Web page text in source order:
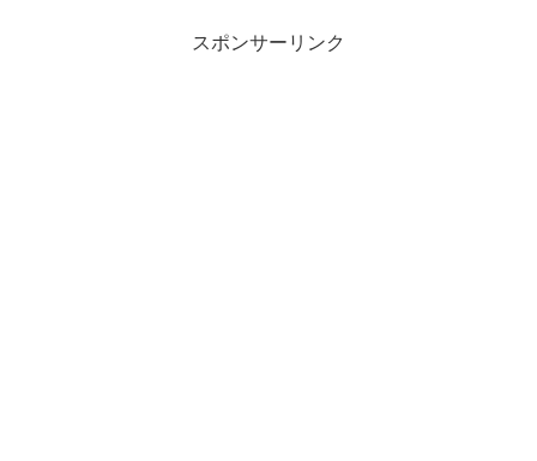
スポンサーリンク